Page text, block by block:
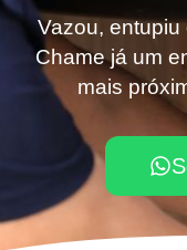
Vazou,
Chame já um
mais